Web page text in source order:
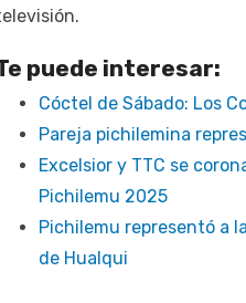
puede interesar:
Cóctel de Sábado: Los
Pareja pichilemina
Excelsior y TTC se
Pichilemu 2025
Pichilemu representó a
de Hualqui